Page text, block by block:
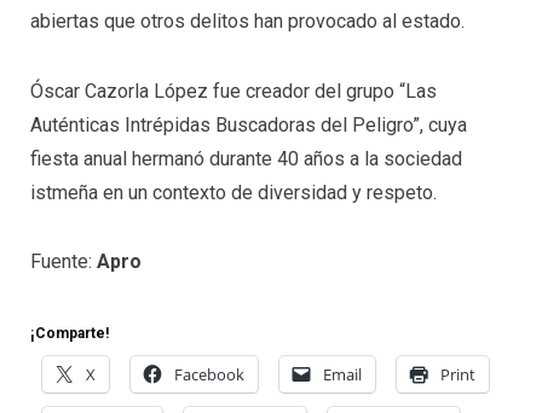
abiertas que otros delitos han provocado al estado.
Óscar Cazorla López fue creador del grupo “Las
Auténticas Intrépidas Buscadoras del Peligro”, cuya
fiesta anual hermanó durante 40 años a la sociedad
istmeña en un contexto de diversidad y respeto.
Fuente: Apro
¡Comparte!
X Facebook Email Print